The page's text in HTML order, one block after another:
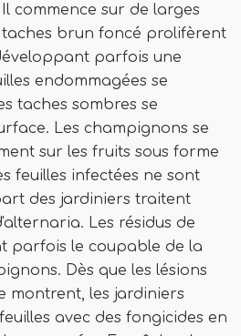
commence sur de larges
taches brun foncé prolifèrent
parfois une
endommagées se
taches sombres se
Les champignons se
sur les fruits sous forme
feuilles infectées ne sont
des jardiniers traitent
Les résidus de
parfois le coupable de la
Dès que les lésions
montrent, les jardiniers
avec des fongicides en